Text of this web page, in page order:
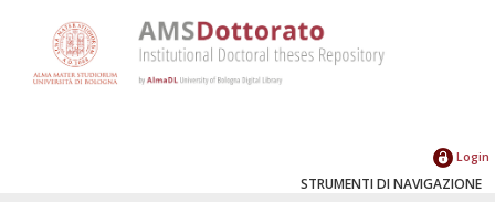
Login
STRUMENTI DI NAVIGAZIONE